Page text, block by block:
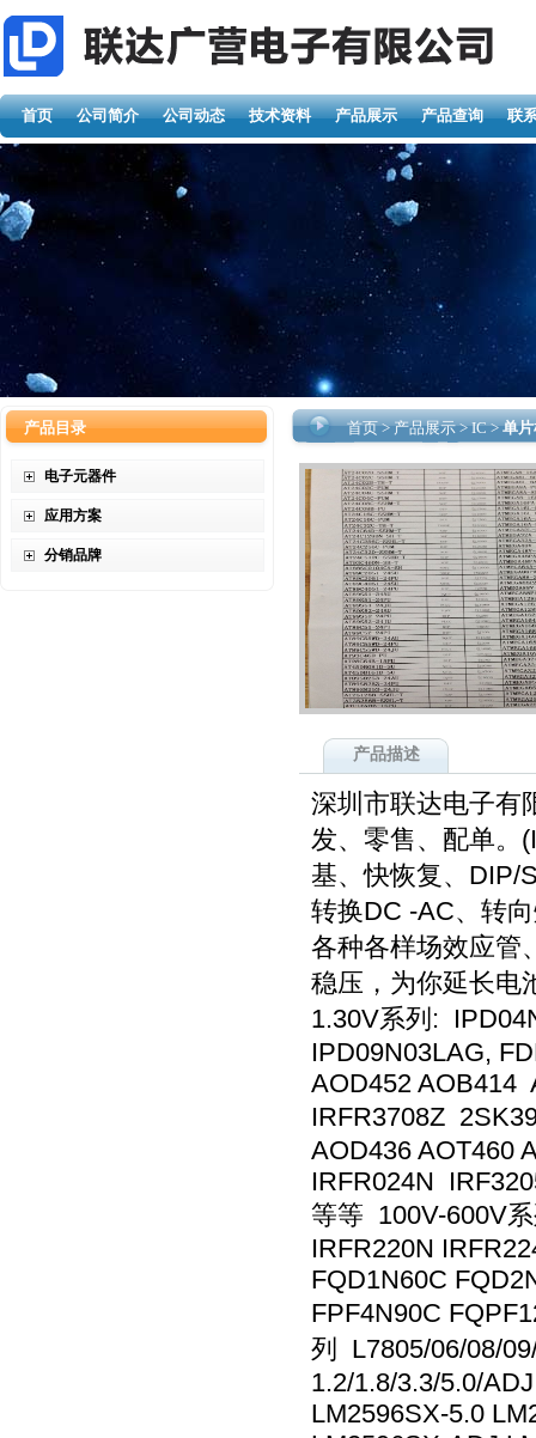
首页 公司简介 公司动态 技术资料 产品展示 产品查询 联
产品目录
电子元器件
应用方案
分销品牌
首页>产品展示>IC>单
产品描述
深圳市联达电子有
发、零售、配单。
基、快恢复、DIP/
转换DC -AC、转
各种各样场效应管
稳压，为你延长电
1.30V系列:
IPD09N03LAG,
AOD452 AOB414
IRFR3708Z
AOD436 AOT460
IRFR024N
等等 100V-600V
IRFR220N
FQD1N60C
FPF4N90C
列 L7805/06/08/
1.2/1.8/3.3/5.0/
LM2596SX-5.0